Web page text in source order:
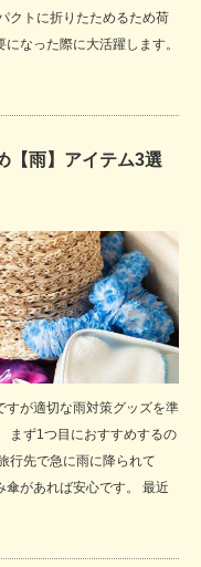
クトに折りたためるため荷
なった際に大活躍します。
【雨】アイテム3選
すが適切な雨対策グッズを準
まず1つ目におすすめするの
行先で急に雨に降られて
傘があれば安心です。 最近